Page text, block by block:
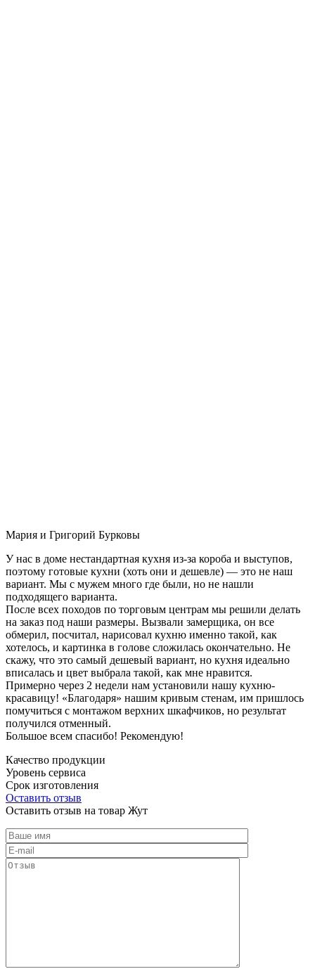
Мария и Григорий Бурковы
У нас в доме нестандартная кухня из-за короба и выступов,
поэтому готовые кухни (хоть они и дешевле) — это не наш
вариант. Мы с мужем много где были, но не нашли
подходящего варианта.
После всех походов по торговым центрам мы решили делать
на заказ под наши размеры. Вызвали замерщика, он все
обмерил, посчитал, нарисовал кухню именно такой, как
хотелось, и картинка в голове сложилась окончательно. Не
скажу, что это самый дешевый вариант, но кухня идеально
вписалась и цвет выбрала такой, как мне нравится.
Примерно через 2 недели нам установили нашу кухню-
красавицу! «Благодаря» нашим кривым стенам, им пришлось
помучиться с монтажом верхних шкафчиков, но результат
получился отменный.
Большое всем спасибо! Рекомендую!
Качество продукции
Уровень сервиса
Срок изготовления
Оставить отзыв
Оставить отзыв на товар Жут